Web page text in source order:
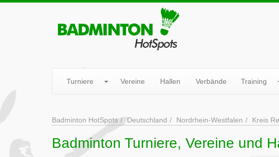
Turniere Vereine Hallen Verbände Training
Badminton HotSpots Deutschland Nordrhein-Westfalen Kreis
Badminton Turniere, Vereine und